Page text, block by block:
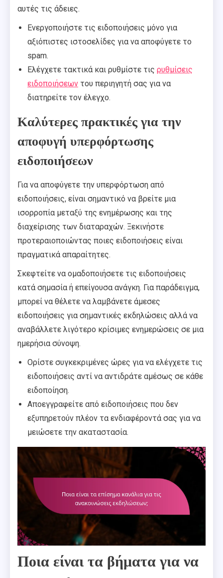
αυτές τις άδειες.
Ενεργοποιήστε τις ειδοποιήσεις μόνο για
αξιόπιστες ιστοσελίδες για να αποφύγετε το
spam.
Ελέγχετε τακτικά και ρυθμίστε τις ρυθμίσεις
ειδοποιήσεων του περιηγητή σας για να
διατηρείτε τον έλεγχο.
Καλύτερες πρακτικές για την
αποφυγή υπερφόρτωσης
ειδοποιήσεων
Για να αποφύγετε την υπερφόρτωση από
ειδοποιήσεις, είναι σημαντικό να βρείτε μια
ισορροπία μεταξύ της ενημέρωσης και της
διαχείρισης των διαταραχών. Ξεκινήστε
προτεραιοποιώντας ποιες ειδοποιήσεις είναι
πραγματικά απαραίτητες.
Σκεφτείτε να ομαδοποιήσετε τις ειδοποιήσεις
κατά σημασία ή επείγουσα ανάγκη. Για παράδειγμα,
μπορεί να θέλετε να λαμβάνετε άμεσες
ειδοποιήσεις για σημαντικές εκδηλώσεις αλλά να
αναβάλλετε λιγότερο κρίσιμες ενημερώσεις σε μια
ημερήσια σύνοψη.
Ορίστε συγκεκριμένες ώρες για να ελέγχετε τις
ειδοποιήσεις αντί να αντιδράτε αμέσως σε κάθε
ειδοποίηση.
Αποεγγραφείτε από ειδοποιήσεις που δεν
εξυπηρετούν πλέον τα ενδιαφέροντά σας για να
μειώσετε την ακαταστασία.
Ποια είναι τα βήματα για να